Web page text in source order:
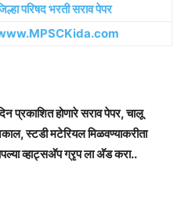
परिषद भरती सराव पेपर
प्रकाशित होणारे सराव पेपर, चालू
स्टडी मटेरियल मिळवण्याकरीता
व्हाट्सअ‍ॅप ग्रृप ला अ‍ॅड करा..